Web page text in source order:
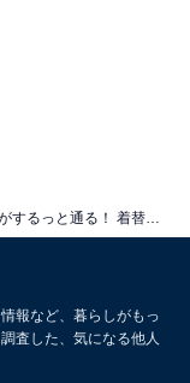
報など、暮らしがもっ
査した、気になる他人